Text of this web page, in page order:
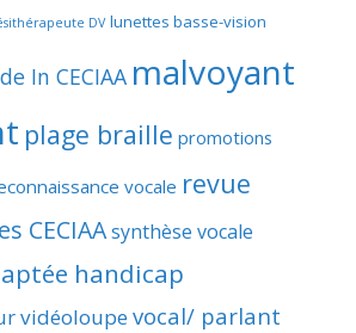
DV lunettes basse-vision
In CECIAA malvoyant
plage braille promotions
vocale revue
CECIAAsynthèse vocale
handicap
vidéoloupevocal/ parlant